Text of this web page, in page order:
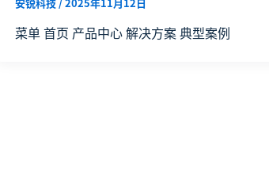
菜单 首页 产品中心 解决方案 典型案例